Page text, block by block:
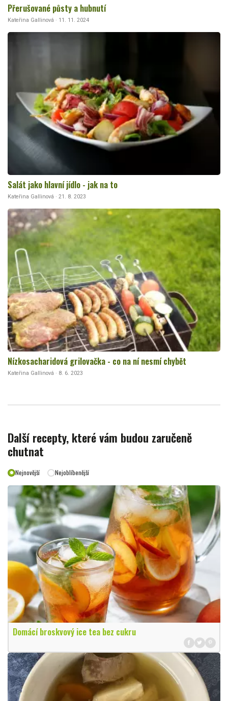
Přerušované půsty a hubnutí
Kateřina Gallinová · 11. 11. 2024
Salát jako hlavní jídlo - jak na to
Kateřina Gallinová · 21. 8. 2023
Nízkosacharidová grilovačka - co na ní nesmí chybět
Kateřina Gallinová · 8. 6. 2023
Další recepty, které vám budou zaručeně
chutnat
Nejnovější Nejoblíbenější
Domácí broskvový ice tea bez cukru